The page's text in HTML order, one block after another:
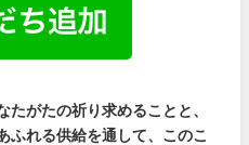
たがたの祈り求めることと、
ふれる供給を通して、このこ